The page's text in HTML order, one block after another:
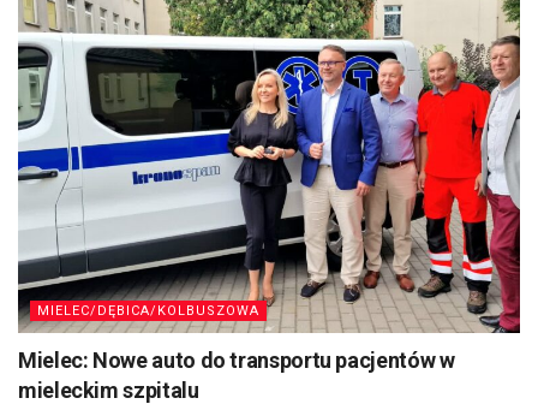
MIELEC/DĘBICA/KOLBUSZOWA
Mielec: Nowe auto do transportu pacjentów w
mieleckim szpitalu